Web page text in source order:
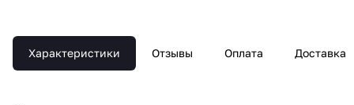
Характеристики Отзывы Оплата Доставка